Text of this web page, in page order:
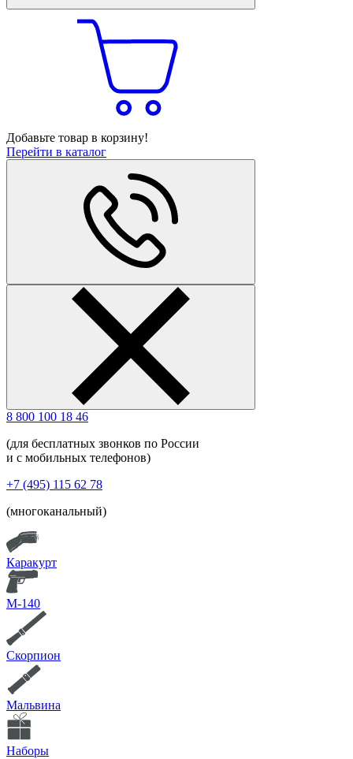
Добавьте товар в корзину!
Перейти в каталог
8 800 100 18 46
(для бесплатных звонков по России
и с мобильных телефонов)
+7 (495) 115 62 78
(многоканальный)
Каракурт
М-140
Скорпион
Мальвина
Наборы